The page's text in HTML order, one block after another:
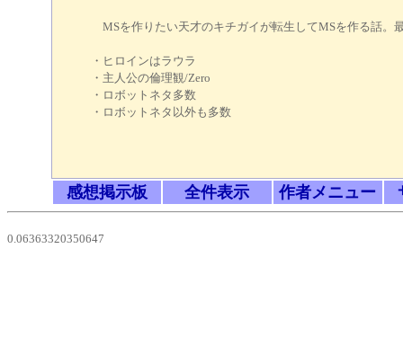
MSを作りたい天才のキチガイが転生してMSを作る話。
・ヒロインはラウラ
・主人公の倫理観/Zero
・ロボットネタ多数
・ロボットネタ以外も多数
感想掲示板 全件表示 作者メニュー
0.06363320350647